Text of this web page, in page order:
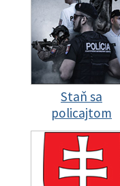
Staň sa
policajtom